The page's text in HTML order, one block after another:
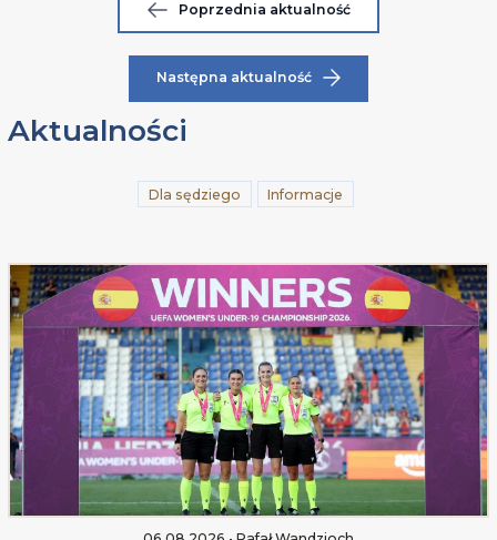
Poprzednia aktualność
Następna aktualność
Aktualności
Dla sędziego Informacje